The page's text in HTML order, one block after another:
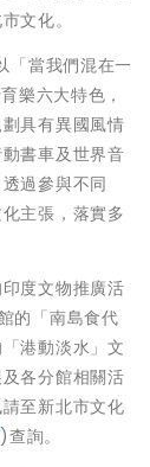
文化。
「當我們混在一
樂六大特色，
具有異國風情
書車及世界音
過參與不同
主張，落實多
度文物推廣活
的「南島食代
港動淡水」文
各分館相關活
至新北市文化
)查詢。